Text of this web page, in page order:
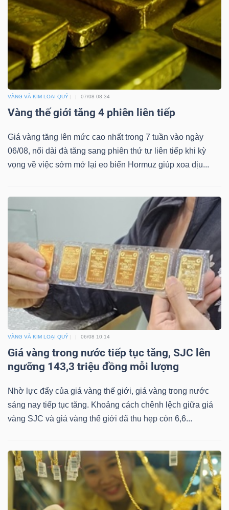
VÀNG VÀ KIM LOẠI QUÝ 07/08 08:34
Vàng thế giới tăng 4 phiên liên tiếp
Giá vàng tăng lên mức cao nhất trong 7 tuần vào ngày
06/08, nối dài đà tăng sang phiên thứ tư liên tiếp khi kỳ
vọng về việc sớm mở lại eo biển Hormuz giúp xoa dịu...
VÀNG VÀ KIM LOẠI QUÝ 06/08 10:14
Giá vàng trong nước tiếp tục tăng, SJC lên
ngưỡng 143,3 triệu đồng mỗi lượng
Nhờ lực đẩy của giá vàng thế giới, giá vàng trong nước
sáng nay tiếp tục tăng. Khoảng cách chênh lệch giữa giá
vàng SJC và giá vàng thế giới đã thu hẹp còn 6,6...
Tin
tức
(-)
Bài
viết
của
tác
(-)
tích
Thuật
ngữ
(-)
Dịch
vụ
(-)
Đào
tạo
Sách